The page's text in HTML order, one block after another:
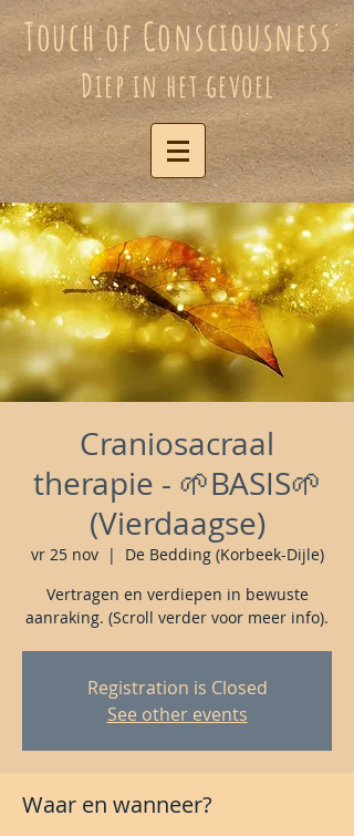
Touch of Consciousness
Diep in het gevoel
Craniosacraal
therapie - 🌱BASIS🌱
(Vierdaagse)
vr 25 nov
  |
De Bedding (Korbeek-Dijle)
Vertragen en verdiepen in bewuste
aanraking. (Scroll verder voor meer info).
Registration is Closed
See other events
Waar en wanneer?